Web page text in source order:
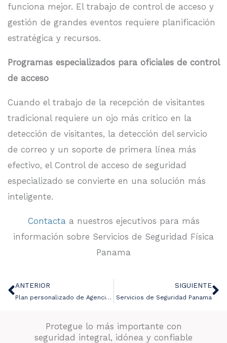
funciona mejor. El trabajo de control de acceso y
gestión de grandes eventos requiere planificación
estratégica y recursos.
Programas especializados para oficiales de control
de acceso
Cuando el trabajo de la recepción de visitantes
tradicional requiere un ojo más crítico en la
detección de visitantes, la detección del servicio
de correo y un soporte de primera línea más
efectivo, el Control de acceso de seguridad
especializado se convierte en una solución más
inteligente.
Contacta a nuestros ejecutivos para más
información sobre Servicios de Seguridad Física
Panama
Ant
ANTERIOR
Plan personalizado de Agencia de seguridad Panama
SIGUIENTE
Servicios de Seguridad Panama
Protegue lo más importante con
seguridad integral, idónea y confiable